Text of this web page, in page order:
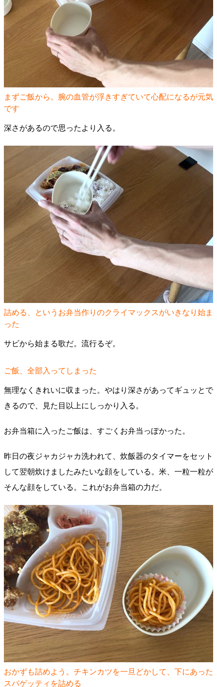
まずご飯から。腕の血管が浮きすぎていて心配になるが元気
です
深さがあるので思ったより入る。
詰める、というお弁当作りのクライマックスがいきなり始ま
った
サビから始まる歌だ。流行るぞ。
ご飯、全部入ってしまった
無理なくきれいに収まった。やはり深さがあってギュッとで
きるので、見た目以上にしっかり入る。
お弁当箱に入ったご飯は、すごくお弁当っぽかった。
昨日の夜ジャカジャカ洗われて、炊飯器のタイマーをセット
して翌朝炊けましたみたいな顔をしている。米、一粒一粒が
そんな顔をしている。これがお弁当箱の力だ。
おかずも詰めよう。チキンカツを一旦どかして、下にあった
スパゲッティを詰める